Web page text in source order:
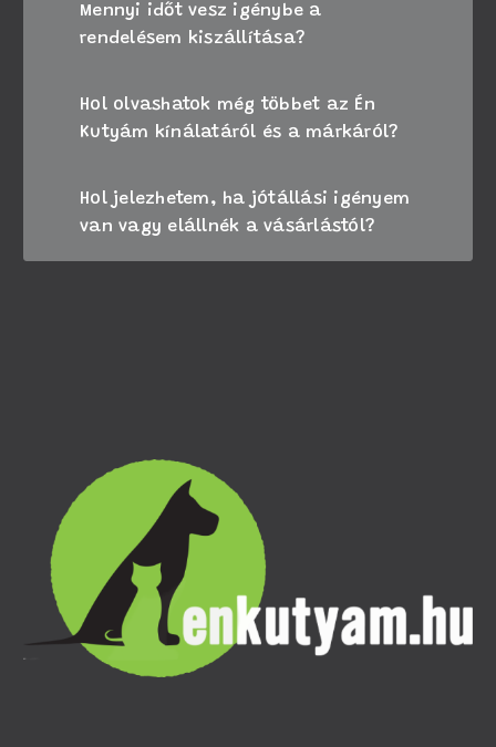
Mennyi időt vesz igénybe a
rendelésem kiszállítása?
Hol olvashatok még többet az Én
Kutyám kínálatáról és a márkáról?
Hol jelezhetem, ha jótállási igényem
van vagy elállnék a vásárlástól?